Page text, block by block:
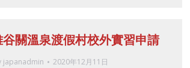
關溫泉渡假村校外實習申請
japanadmin 2020年12月11日